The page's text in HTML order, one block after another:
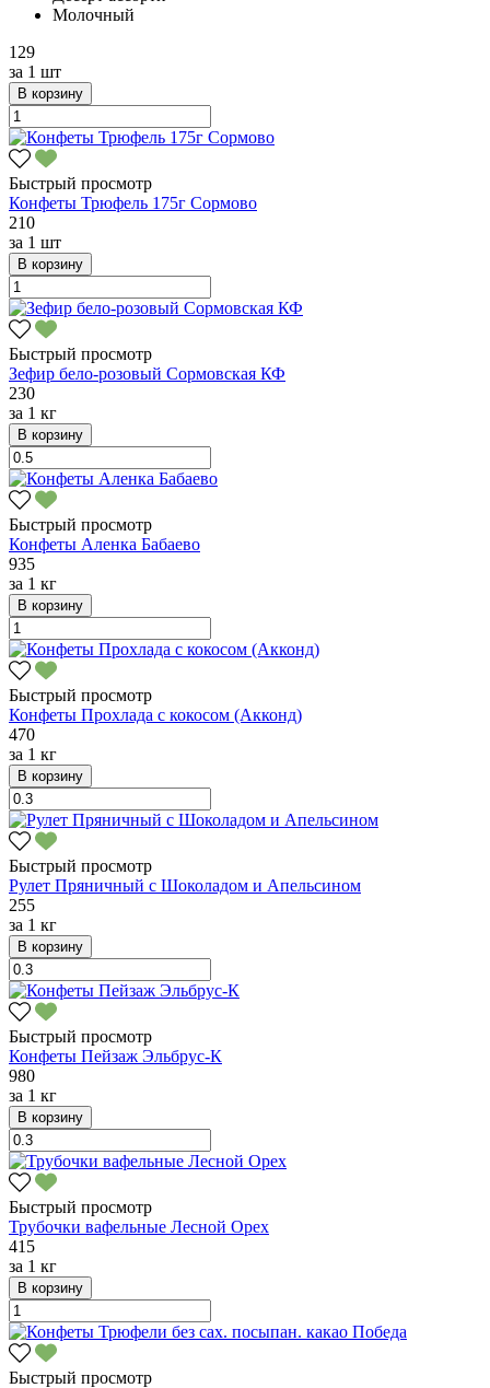
Молочный
129
за 1 шт
В корзину
Быстрый просмотр
Конфеты Трюфель 175г Сормово
210
за 1 шт
В корзину
Быстрый просмотр
Зефир бело-розовый Сормовская КФ
230
за 1 кг
В корзину
Быстрый просмотр
Конфеты Аленка Бабаево
935
за 1 кг
В корзину
Быстрый просмотр
Конфеты Прохлада с кокосом (Акконд)
470
за 1 кг
В корзину
Быстрый просмотр
Рулет Пряничный с Шоколадом и Апельсином
255
за 1 кг
В корзину
Быстрый просмотр
Конфеты Пейзаж Эльбрус-К
980
за 1 кг
В корзину
Быстрый просмотр
Трубочки вафельные Лесной Орех
415
за 1 кг
В корзину
Быстрый просмотр